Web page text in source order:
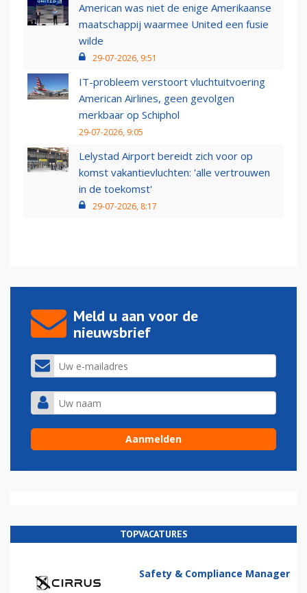
American was niet de enige Amerikaanse
maatschappij waarmee United een fusie
wilde
29-07-2026, 9:51
IT-probleem verstoort vluchtuitvoering
American Airlines, geen gevolgen
merkbaar op Schiphol
29-07-2026, 9:05
Lelystad Airport bereidt zich voor op
komst vakantievluchten: 'alle vertrouwen
in de toekomst'
29-07-2026, 8:17
Meld u aan voor de
nieuwsbrief
TOPVACATURES
Safety & Compliance Manager